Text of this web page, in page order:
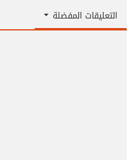
التعليقات المفضلة